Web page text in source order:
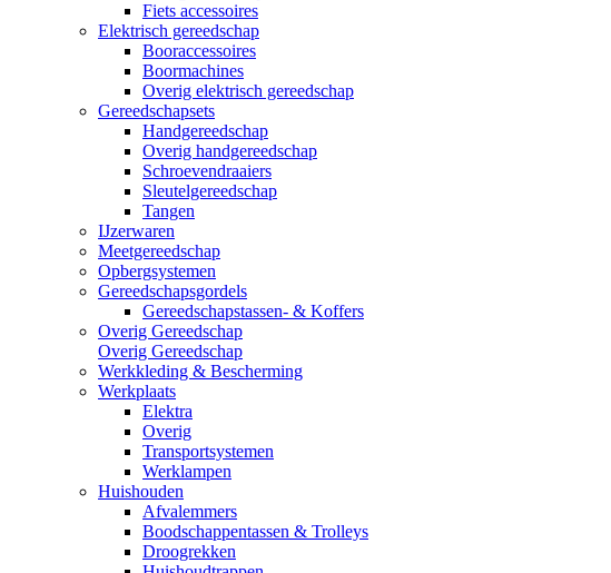
Fiets accessoires
Elektrisch gereedschap
Booraccessoires
Boormachines
Overig elektrisch gereedschap
Gereedschapsets
Handgereedschap
Overig handgereedschap
Schroevendraaiers
Sleutelgereedschap
Tangen
IJzerwaren
Meetgereedschap
Opbergsystemen
Gereedschapsgordels
Gereedschapstassen- & Koffers
Overig Gereedschap
Overig Gereedschap
Werkkleding & Bescherming
Werkplaats
Elektra
Overig
Transportsystemen
Werklampen
Huishouden
Afvalemmers
Boodschappentassen & Trolleys
Droogrekken